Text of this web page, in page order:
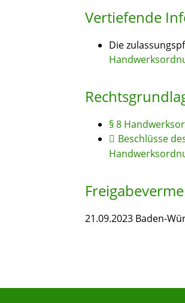
Vertiefende
Die
§ 8
Beschlüsse
21.09.2023 Baden-